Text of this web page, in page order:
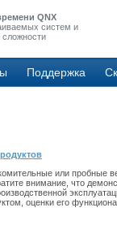
QNX
систем и
сложности
Поддержка
или пробные
внимание, что
оценки его